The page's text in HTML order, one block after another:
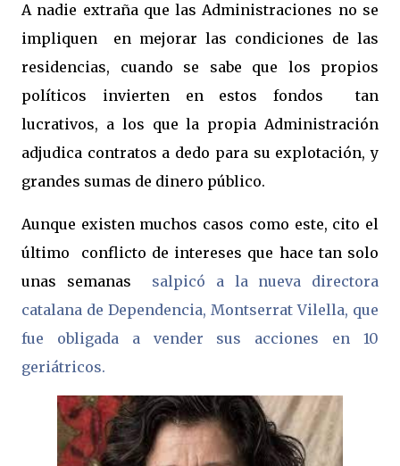
A nadie extraña que las Administraciones no se
impliquen en mejorar las condiciones de las
residencias, cuando se sabe que los propios
políticos invierten en estos fondos tan
lucrativos, a los que la propia Administración
adjudica contratos a dedo para su explotación, y
grandes sumas de dinero público.
Aunque existen muchos casos como este, cito el
último conflicto de intereses que hace tan solo
unas semanas
salpicó a la nueva directora
catalana de Dependencia, Montserrat Vilella, que
fue obligada a vender sus acciones en 10
geriátricos.